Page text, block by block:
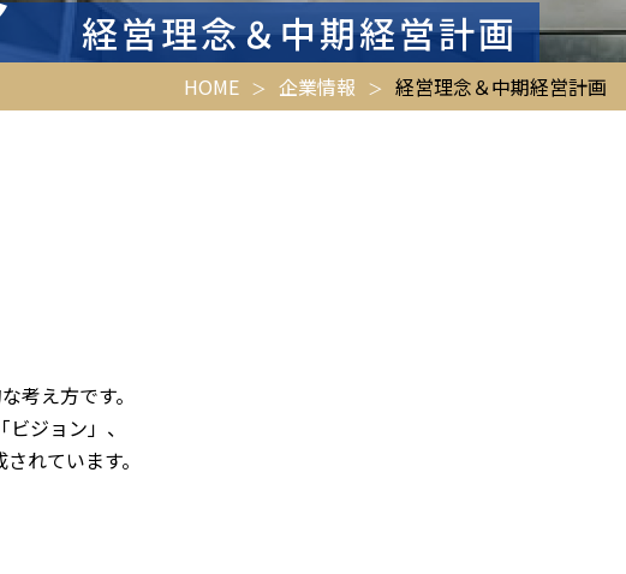
経営理念＆中期経営計画
HOME 企業情報 経営理念＆中期経営計画
考え方です。
ジョン」、
れています。